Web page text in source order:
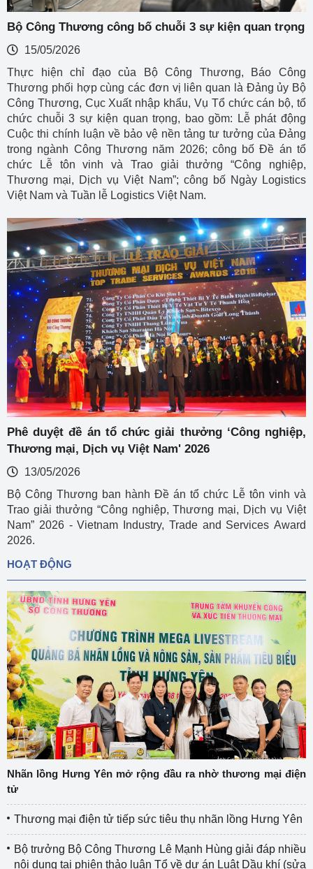
Bộ Công Thương công bố chuỗi 3 sự kiện quan trọng
15/05/2026
Thực hiện chỉ đạo của Bộ Công Thương, Báo Công
Thương phối hợp cùng các đơn vị liên quan là Đảng ủy Bộ
Công Thương, Cục Xuất nhập khẩu, Vụ Tổ chức cán bộ, tổ
chức chuỗi 3 sự kiện quan trọng, bao gồm: Lễ phát động
Cuộc thi chính luận về bảo vệ nền tảng tư tưởng của Đảng
trong ngành Công Thương năm 2026; công bố Đề án tổ
chức Lễ tôn vinh và Trao giải thưởng “Công nghiệp,
Thương mại, Dịch vụ Việt Nam”; công bố Ngày Logistics
Việt Nam và Tuần lễ Logistics Việt Nam.
Phê duyệt đề án tổ chức giải thưởng ‘Công nghiệp,
Thương mại, Dịch vụ Việt Nam' 2026
13/05/2026
Bộ Công Thương ban hành Đề án tổ chức Lễ tôn vinh và
Trao giải thưởng “Công nghiệp, Thương mại, Dịch vụ Việt
Nam” 2026 - Vietnam Industry, Trade and Services Award
2026.
HOẠT ĐỘNG
Nhãn lồng Hưng Yên mở rộng đầu ra nhờ thương mại điện
tử
Thương mại điện tử tiếp sức tiêu thụ nhãn lồng Hưng Yên
Bộ trưởng Bộ Công Thương Lê Mạnh Hùng giải đáp nhiều
nội dung tại phiên thảo luận Tổ về dự án Luật Dầu khí (sửa